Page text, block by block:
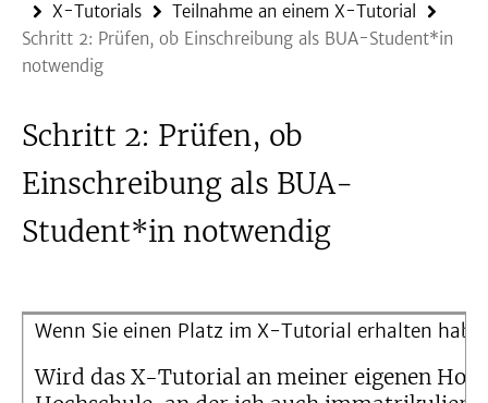
X-Tutorials
Teilnahme an einem X-Tutorial
Schritt 2: Prüfen, ob Einschreibung als BUA-Student*in
notwendig
Schritt 2: Prüfen, ob
Einschreibung als BUA-
Student*in notwendig
Wenn Sie einen Platz im X-Tutorial erhalten
Wird das X-Tutorial an meiner eigenen